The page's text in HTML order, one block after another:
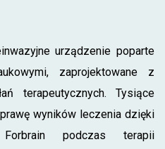
urządzenie poparte
zaprojektowane z
terapeutycznych. Tysiące
wyników leczenia dzięki
Forbrain podczas terapii